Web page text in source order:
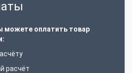
можете оплатить товар
расчёт